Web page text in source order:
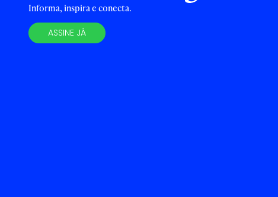
Informa, inspira e conecta.
ASSINE JÁ